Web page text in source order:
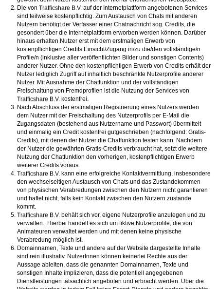
Die von
auf der Internetplattform angebotenen Services
sind teilweise kostenpflichtig. Zum Austausch von Chats mit anderen
Nutzern benötigt der Verfasser einer Chatnachricht sog. Credits, die
gesondert über die Internetplattform erworben werden können. Darüber
hinaus erhalten Nutzer erst mit dem erstmaligen Erwerb von
kostenpflichtigen Credits Einsicht/Zugang in/zu die/den vollständige/n
Profile/n (inklusive aller veröffentlichten Bilder und sonstigen Contents)
anderer Nutzer. Ohne den kostenpflichtigen Erwerb von Credits erhält der
Nutzer lediglich Zugriff auf inhaltlich beschränkte Nutzerprofile anderer
Nutzer. Mit Ausnahme der Chatfunktion und der vollständigen
Freischaltung von Fremdprofilen ist die Nutzung der Services von
kostenfrei.
Nach Abschluss der erstmaligen Registrierung eines Nutzers werden
dem Nutzer mit der Freischaltung des Nutzerprofils per E-Mail die
Zugangsdaten (bestehend aus Nutzername und Passwort) übermittelt
und einmalig ein Credit kostenfrei gutgeschrieben (nachfolgend: Gratis-
Credits), mit denen der Nutzer die Chatfunktion testen kann. Nachdem
der Nutzer die gewährten Gratis-Credits verbraucht hat, setzt die weitere
Nutzung der Chatfunktion den vorherigen, kostenpflichtigen Erwerb
weiterer Credits voraus.
kann eine erfolgreiche Kontaktvermittlung, insbesondere
den wechselseitigen Austausch von Chats und das Zustandekommen
von physischen Verabredungen zwischen den Nutzern nicht garantieren
und haftet nicht, falls kein Kontakt zwischen den Nutzern zustande
kommt.
behält sich vor, eigene Nutzerprofile anzulegen und zu
verwalten. Hierbei handelt es sich um fiktive Nutzerprofile, die von
Animateuren verwaltet werden und mit denen keine physische
Verabredung möglich ist.
Domainnamen, Texte und andere auf der Website dargestellte Inhalte
sind rein illustrativ. NutzerInnen können keinerlei Rechte aus der
Aussage ableiten, dass die genannten Domainnamen, Texte und
sonstigen Inhalte implizieren, dass die potentiell angegebenen
Dienstleistungen tatsächlich angeboten und erbracht werden. Über die